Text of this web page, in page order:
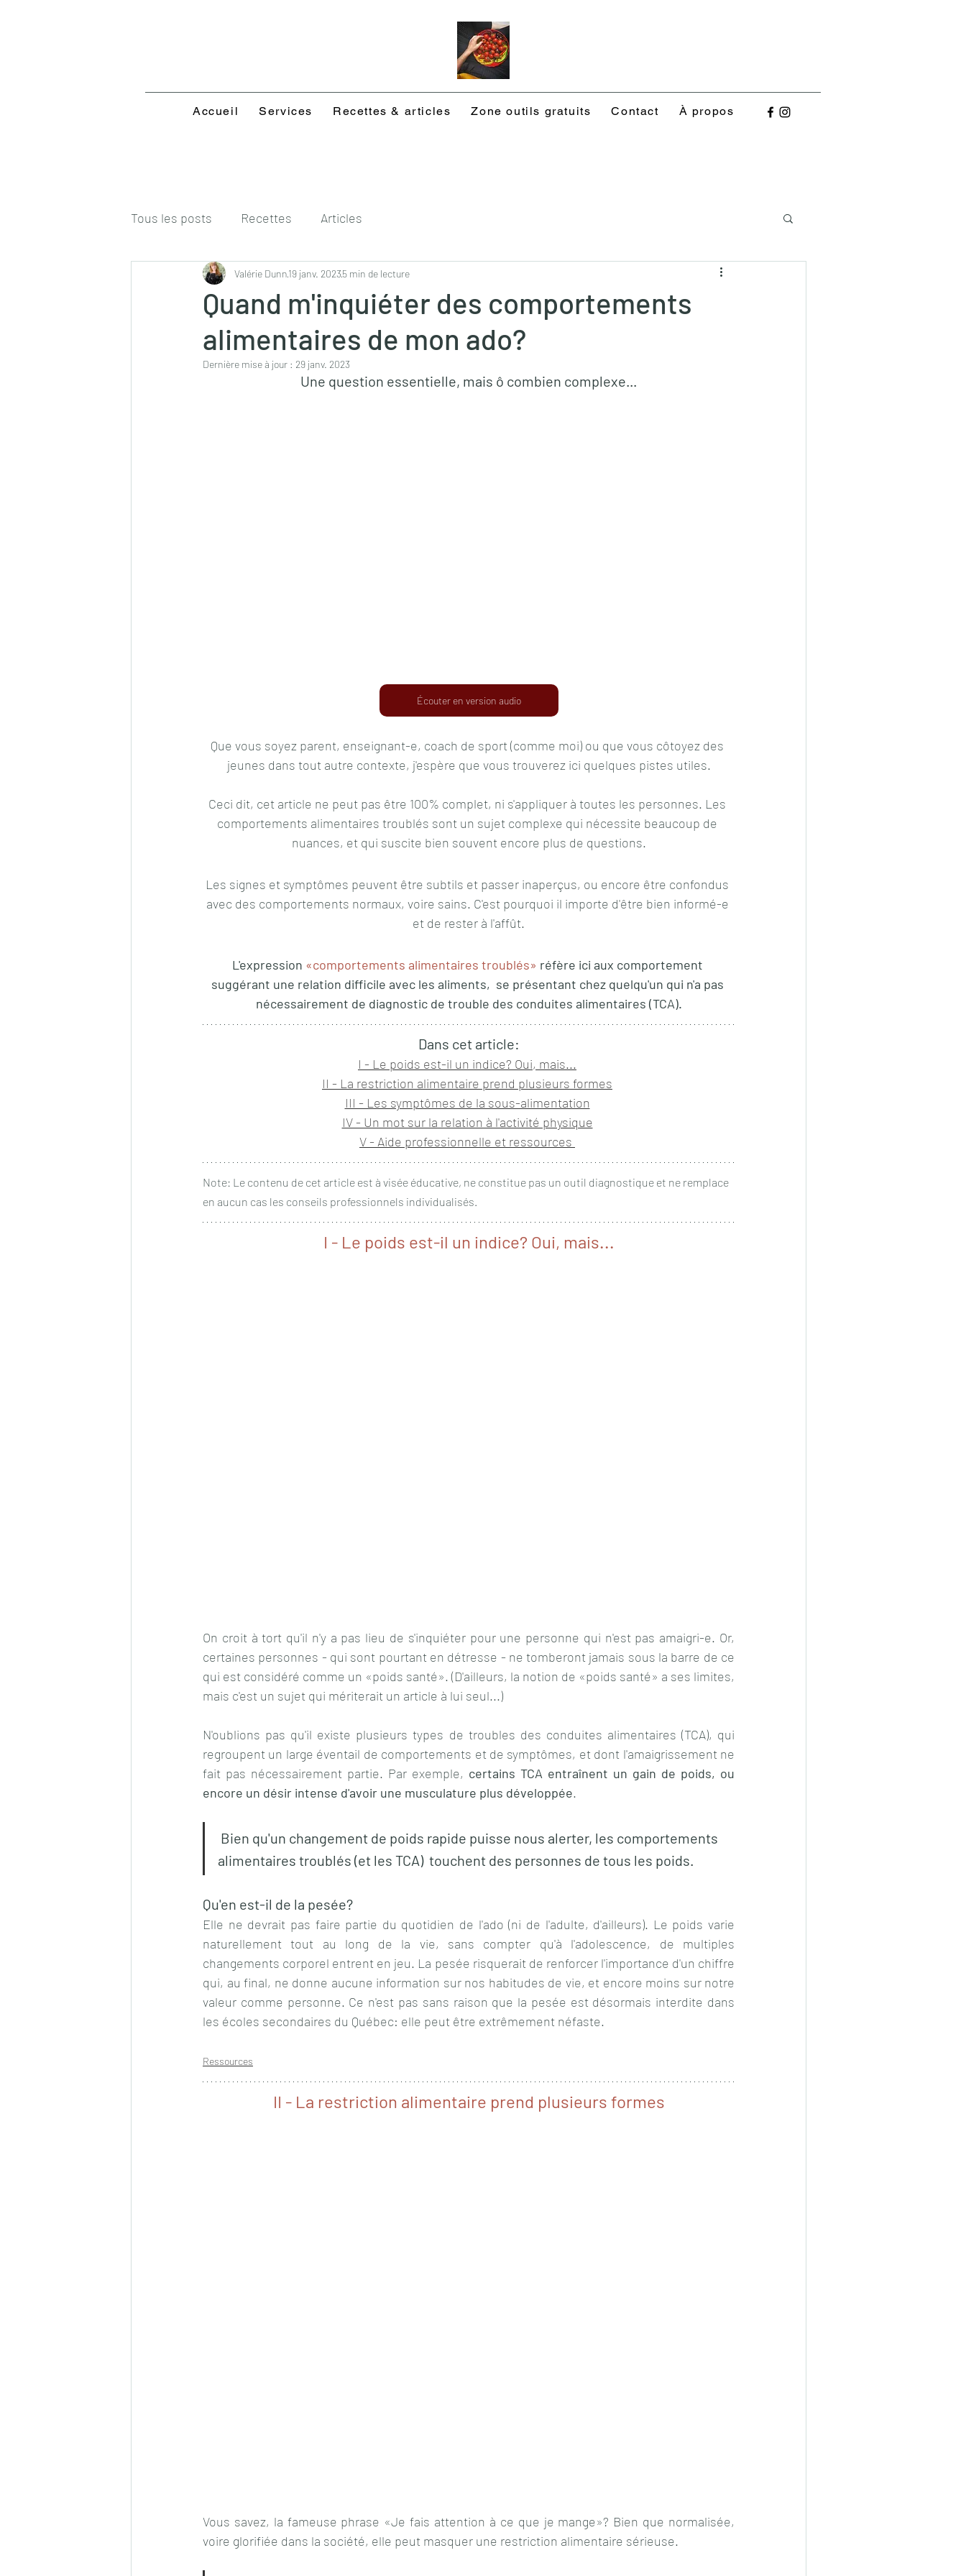
Accueil Services Recettes & articles Zone outils gratuits Contact À propos
Tous les posts Recettes Articles
Quand m'inquiéter des comportements
alimentaires de mon ado?
Valérie Dunn19 janv. 20235 min de lecture
Dernière mise à jour : 29 janv. 2023
Une question essentielle, mais ô combien complexe...
Écouter en version audio
Que vous soyez parent, enseignant-e, coach de sport (comme moi) ou que vous côtoyez des
jeunes dans tout autre contexte, j'espère que vous trouverez ici quelques pistes utiles.
Ceci dit, cet article ne peut pas être 100% complet, ni s'appliquer à toutes les personnes. Les
comportements alimentaires troublés sont un sujet complexe qui nécessite beaucoup de
nuances, et qui suscite bien souvent encore plus de questions.
Les signes et symptômes peuvent être subtils et passer inaperçus, ou encore être confondus
avec des comportements normaux, voire sains. C'est pourquoi il importe d'être bien informé-e
et de rester à l'affût.
L'expression «comportements alimentaires troublés» réfère ici aux comportement
suggérant une relation difficile avec les aliments,  se présentant chez quelqu'un qui n'a pas
nécessairement de diagnostic de trouble des conduites alimentaires (TCA).
Dans cet article:
I - Le poids est-il un indice? Oui, mais...
II - La restriction alimentaire prend plusieurs formes
III - Les symptômes de la sous-alimentation
IV - Un mot sur la relation à l'activité physique
V - Aide professionnelle et ressources
Note: Le contenu de cet article est à visée éducative, ne constitue pas un outil diagnostique et ne remplace
en aucun cas les conseils professionnels individualisés.
I - Le poids est-il un indice? Oui, mais...
On croit à tort qu'il n'y a pas lieu de s'inquiéter pour une personne qui n'est pas amaigri-e. Or,
certaines personnes - qui sont pourtant en détresse - ne tomberont jamais sous la barre de ce
qui est considéré comme un «poids santé». (D'ailleurs, la notion de «poids santé» a ses limites,
mais c'est un sujet qui mériterait un article à lui seul...)
N'oublions pas qu'il existe plusieurs types de troubles des conduites alimentaires (TCA), qui
regroupent un large éventail de comportements et de symptômes, et dont l'amaigrissement ne
fait pas nécessairement partie. Par exemple, certains TCA entraînent un gain de poids, ou
encore un désir intense d'avoir une musculature plus développée.
alimentaires troublés (et les TCA)  touchent des personnes de tous les poids.
Qu'en est-il de la pesée?
Elle ne devrait pas faire partie du quotidien de l'ado (ni de l'adulte, d'ailleurs). Le poids varie
naturellement tout au long de la vie, sans compter qu'à l'adolescence, de multiples
changements corporel entrent en jeu. La pesée risquerait de renforcer l'importance d'un chiffre
qui, au final, ne donne aucune information sur nos habitudes de vie, et encore moins sur notre
valeur comme personne. Ce n'est pas sans raison que la pesée est désormais interdite dans
les écoles secondaires du Québec: elle peut être extrêmement néfaste.
Ressources
II - La restriction alimentaire prend plusieurs formes
Vous savez, la fameuse phrase «Je fais attention à ce que je mange»? Bien que normalisée,
voire glorifiée dans la société, elle peut masquer une restriction alimentaire sérieuse.